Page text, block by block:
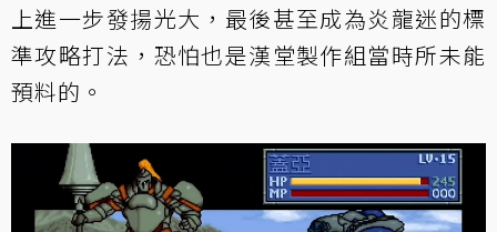
上進一步發揚光大，最後甚至成為炎龍迷的標
準攻略打法，恐怕也是漢堂製作組當時所未能
預料的。